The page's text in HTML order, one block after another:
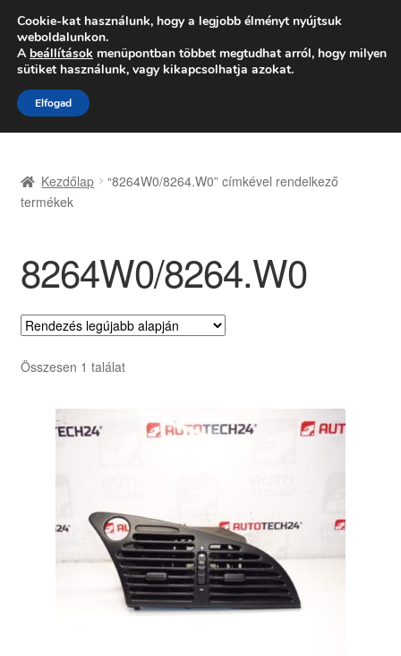
SZÁLLÍTÁS 2618 Ft-tól
Hétfő-Péntek 9:00–16:0006 80 088 054
Ugrás
a
navigációhoz
Kilépés
a
tartalomba
Adatvédelmi irányelvek
Kapcsolatba lépni
Kifizetések
Panaszkezelési szabályzat
Rólunk
Kezdőlap
“8264W0/8264.W0” címkével rendelkező
termékek
8264W0/8264.W0
Összesen 1 találat
Cookie-kat használunk, hogy a legjobb élményt nyújtsuk
weboldalunkon.
A beállítások menüpontban többet megtudhat arról, hogy milyen
sütiket használunk, vagy kikapcsolhatja azokat.
Elfogad